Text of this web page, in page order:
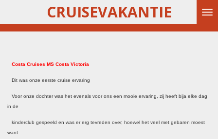
CRUISEVAKANTIE
Costa Cruises MS Costa Victoria
Dit was onze eerste cruise ervaring
Voor onze dochter was het evenals voor ons een mooie ervaring, zij heeft bija elke dag
in de
kinderclub gespeeld en was er erg tevreden over, hoewel het veel met gebaren moest
want